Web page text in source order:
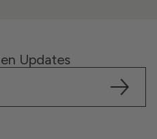
Updates